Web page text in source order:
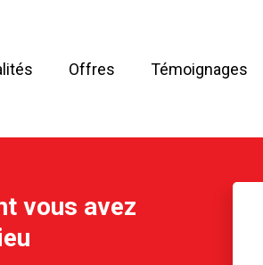
Offres Témoignages
vous avez